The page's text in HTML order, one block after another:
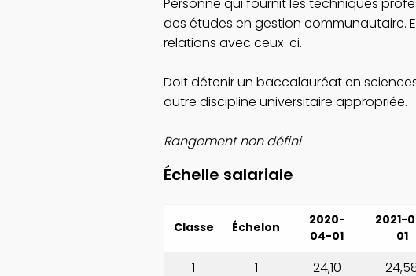
Personne qui fournit les techniques
des études en gestion communautaire.
relations avec ceux-ci.
Doit détenir un baccalauréat en
autre discipline universitaire appropriée.
Rangement non défini
Échelle salariale
Classe Échelon
2020-
04-01
2021-
01
1 1 24,10